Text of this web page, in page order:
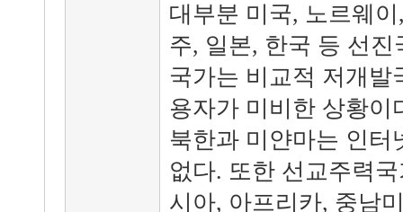
대부분 미국, 노르웨
주, 일본, 한국 등 선
국가는 비교적 저개발
용자가 미비한 상황이
북한과 미얀마는 인터
없다. 또한 선교주력
시아, 아프리카, 중남